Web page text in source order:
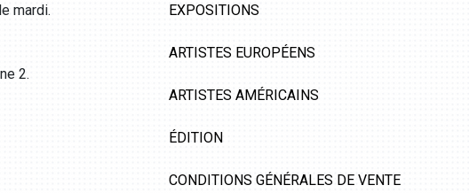
mardi.
2.
EXPOSITIONS
ARTISTES EUROPÉENS
ARTISTES AMÉRICAINS
ÉDITION
CONDITIONS GÉNÉRALES DE VENTE